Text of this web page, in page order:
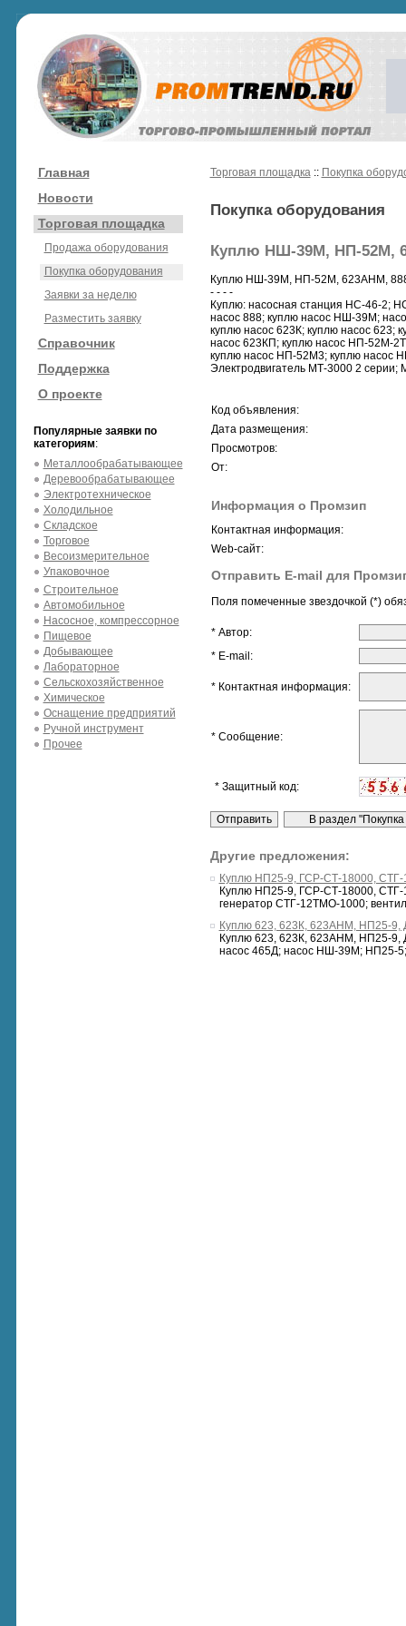
Главная
Новости
Торговая площадка
Продажа оборудования
Покупка оборудования
Заявки за неделю
Разместить заявку
Справочник
Поддержка
О проекте
Популярные заявки по
категориям:
Металлообрабатывающее
Деревообрабатывающее
Электротехническое
Холодильное
Складское
Торговое
Весоизмерительное
Упаковочное
Строительное
Автомобильное
Насосное, компрессорное
Пищевое
Добывающее
Лабораторное
Сельскохозяйственное
Химическое
Оснащение предприятий
Ручной инструмент
Прочее
Торговая площадка:: Покупка
Покупка оборудования
Куплю НШ-39М, НП-52М,
Куплю НШ-39М, НП-52М, 623АНМ,
- - - -
Куплю: насосная станция НС-46-2;
насос 888; куплю насос НШ-39М;
куплю насос 623К; куплю насос 623;
насос 623КП; куплю насос НП-52М-
куплю насос НП-52М3; куплю насос
Электродвигатель МТ-3000 2
Код объявления:
Дата размещения:
Просмотров:
От:
Информация о Промзип
Контактная информация:
Web-сайт:
Отправить E-mail для
Поля помеченные звездочкой (*)
* Автор:
* E-mail:
* Контактная информация:
* Сообщение:
* Защитный код:
Другие предложения:
Куплю НП25-9, ГСР-СТ-18000,
Куплю НП25-9, ГСР-СТ-18000,
генератор СТГ-12ТМО-1000;
Куплю 623, 623К, 623АНМ, НП25-9,
Куплю 623, 623К, 623АНМ, НП25-9,
насос 465Д; насос НШ-39М; НП25-5;